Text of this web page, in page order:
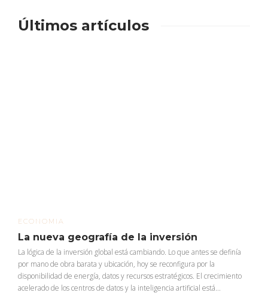
Últimos artículos
ECONOMIA
La nueva geografía de la inversión
La lógica de la inversión global está cambiando. Lo que antes se definía
por mano de obra barata y ubicación, hoy se reconfigura por la
disponibilidad de energía, datos y recursos estratégicos. El crecimiento
acelerado de los centros de datos y la inteligencia artificial está...